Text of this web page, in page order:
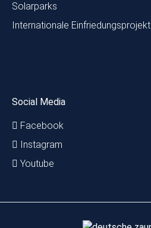
Solarparks
Internationale
Social Media
Facebook
Instagram
Youtube